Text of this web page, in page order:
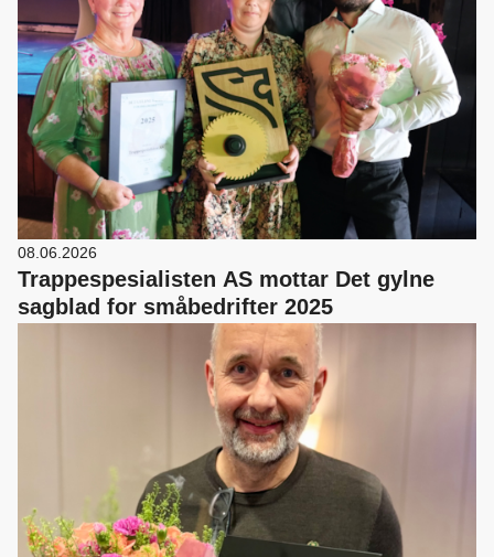
08.06.2026
Trappespesialisten AS mottar Det gylne
sagblad for småbedrifter 2025